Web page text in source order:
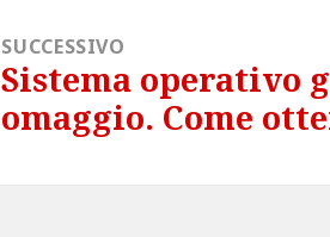
SUCCESSIVO
Articolo
successivo:
Sistema operativo
omaggio. Come